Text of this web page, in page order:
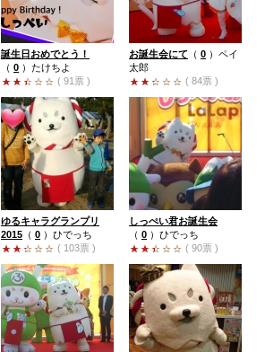
誕生日おめでとう！
（ 0 ） たけちよ
( 91票 )
お誕生会にて （ 0 ） ペイ
太郎
( 84票 )
ゆるキャラグランプリ
2015 （ 0 ） ひでっち
( 103票 )
しっぺい君お誕生会
（ 0 ） ひでっち
( 90票 )